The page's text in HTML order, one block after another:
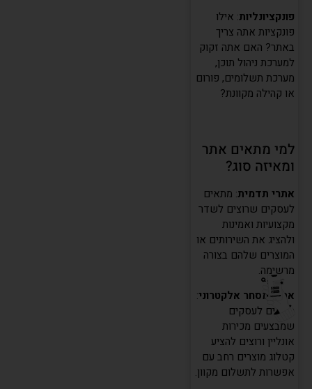
פונקציונליות: אילו
פונקציות אתה צריך
באתר? האם אתה זקוק
למערכת ניהול תוכן,
מערכת תשלומים, פורום
או קהילה מקוונת?
למי מתאים אתר
ומאיזה סוג?
אתרי תדמית: מתאים
לעסקים שרוצים לשדר
מקצועיות ואמינות
ולהציג את השירותים או
המוצרים שלהם בצורה
מרשימה.
אתרי מסחר אלקטרוני:
מתאים לעסקים
שמבצעים מכירות
אונליין ורוצים להציע
קטלוג מוצרים רחב עם
אפשרות לתשלום מקוון.